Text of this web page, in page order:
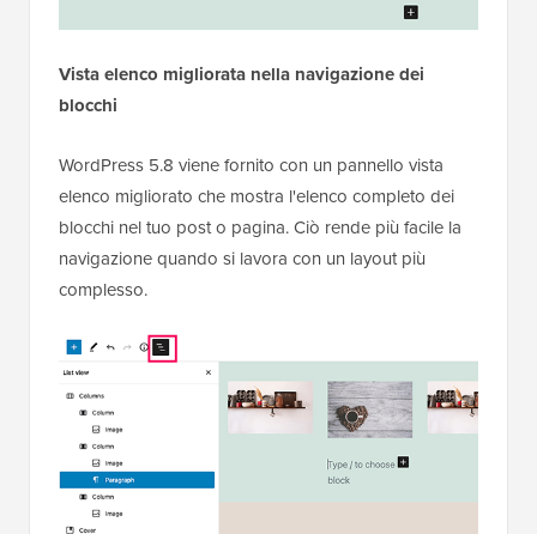
Vista elenco migliorata nella navigazione dei
blocchi
WordPress 5.8 viene fornito con un pannello vista
elenco migliorato che mostra l'elenco completo dei
blocchi nel tuo post o pagina. Ciò rende più facile la
navigazione quando si lavora con un layout più
complesso.